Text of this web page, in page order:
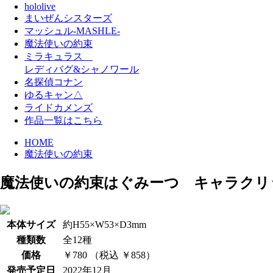
hololive
まいぜんシスターズ
マッシュル-MASHLE-
魔法使いの約束
ミラキュラス
レディバグ&シャノワール
名探偵コナン
ゆるキャン△
ライドカメンズ
作品一覧はこちら
HOME
魔法使いの約束
魔法使いの約束はぐみーつ キャラクリ
本体サイズ
約H55×W53×D3mm
種類数
全12種
価格
￥780 （税込 ￥858）
発売予定日
2022年12月